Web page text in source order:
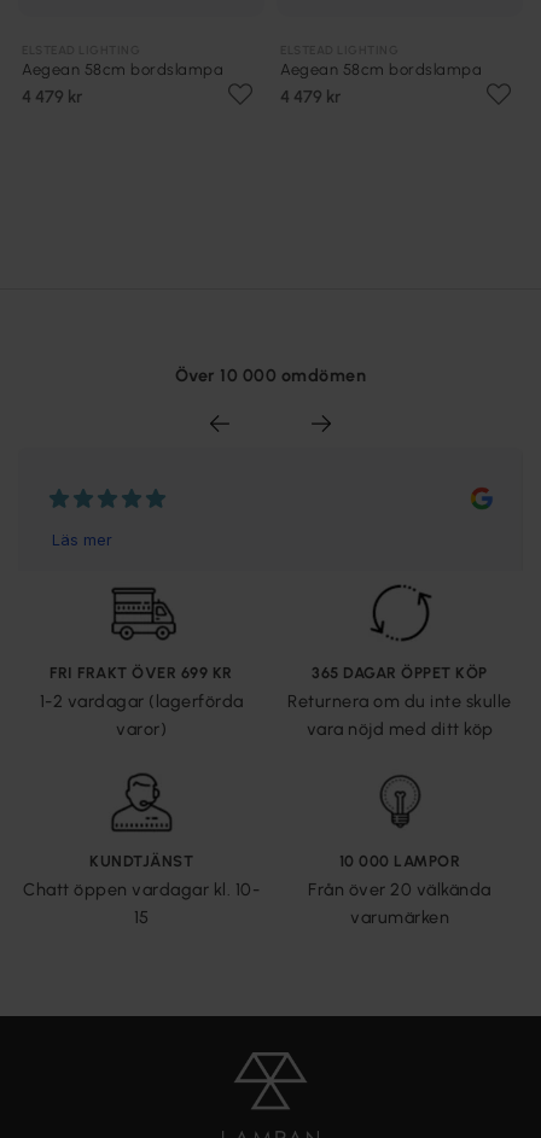
Aegean 58cm bordslampa
4 479 kr
Aegean 58cm bordslampa
4 479 kr
Över 10 000 omdömen
FRI FRAKT ÖVER 699 KR
1-2 vardagar (lagerförda
varor)
365 DAGAR ÖPPET KÖP
Returnera om du inte skulle
vara nöjd med ditt köp
KUNDTJÄNST
Chatt öppen vardagar kl. 10-
15
10 000 LAMPOR
Från över 20 välkända
varumärken